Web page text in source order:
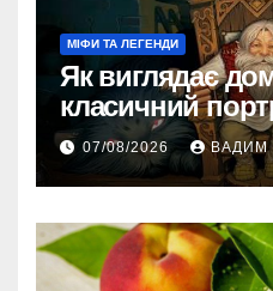
МІФИ ТА ЛЕГЕНДИ
Як виглядає
класичний
зовнішності
07/08/2026 ВАДИМ